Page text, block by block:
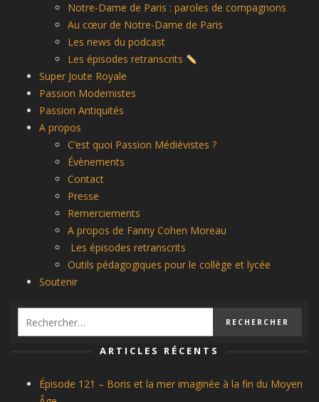
Notre-Dame de Paris : paroles de compagnons
Au cœur de Notre-Dame de Paris
Les news du podcast
Les épisodes retranscrits
Super Joute Royale
Passion Modernistes
Passion Antiquités
A propos
C’est quoi Passion Médiévistes ?
Évènements
Contact
Presse
Remerciements
A propos de Fanny Cohen Moreau
Les épisodes retranscrits
Outils pédagogiques pour le collège et lycée
Soutenir
ARTICLES RÉCENTS
Épisode 121 – Boris et la mer imaginée à la fin du Moyen